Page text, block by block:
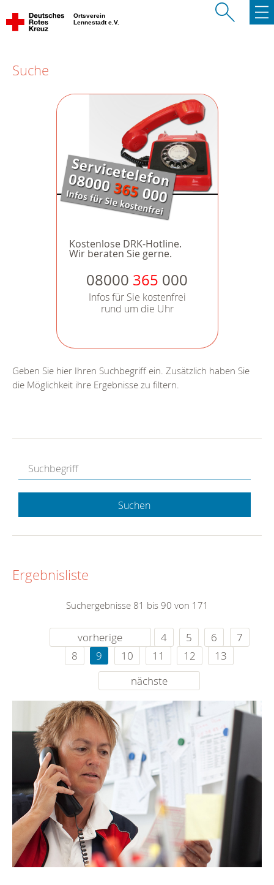
Ortsverein
Lennestadt e.V.
Suche
Kostenlose DRK-Hotline.
Wir beraten Sie gerne.
08000 365 000
Infos für Sie kostenfrei
rund um die Uhr
Geben Sie hier Ihren Suchbegriff ein. Zusätzlich haben Sie
die Möglichkeit ihre Ergebnisse zu filtern.
Suchen
Ergebnisliste
Suchergebnisse 81 bis 90 von 171
vorherige 4 5 6
7
8
9 10 11 12
13
nächste